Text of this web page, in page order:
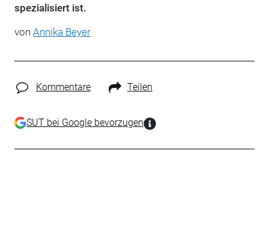
spezialisiert ist.
von Annika Beyer
Kommentare Teilen
SUT bei Google bevorzugen